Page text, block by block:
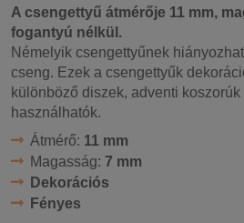
A csengettyű átmérője 11 mm,
fogantyú nélkül.
Némelyik csengettyűnek
cseng. Ezek a csengettyűk
különböző diszek, adventi
használhatók.
Átmérő: 11 mm
Magasság: 7 mm
Dekorációs
Fényes